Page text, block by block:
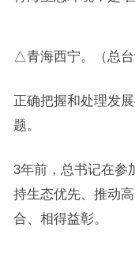
△青海西宁。（总台
正确把握和处理发
题。
3年前，总书记在参
持生态优先、推动
合、相得益彰。